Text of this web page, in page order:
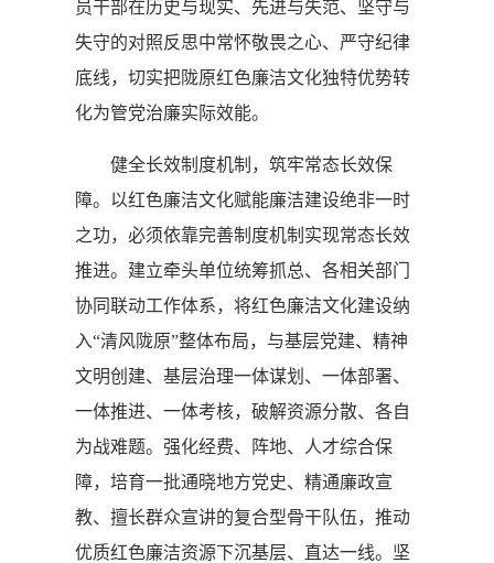
员干部在历史与现实、先进与失范、坚守与
失守的对照反思中常怀敬畏之心、严守纪律
底线，切实把陇原红色廉洁文化独特优势转
化为管党治廉实际效能。
健全长效制度机制，筑牢常态长效保
障。以红色廉洁文化赋能廉洁建设绝非一时
之功，必须依靠完善制度机制实现常态长效
推进。建立牵头单位统筹抓总、各相关部门
协同联动工作体系，将红色廉洁文化建设纳
入“清风陇原”整体布局，与基层党建、精神
文明创建、基层治理一体谋划、一体部署、
一体推进、一体考核，破解资源分散、各自
为战难题。强化经费、阵地、人才综合保
障，培育一批通晓地方党史、精通廉政宣
教、擅长群众宣讲的复合型骨干队伍，推动
优质红色廉洁资源下沉基层、直达一线。坚